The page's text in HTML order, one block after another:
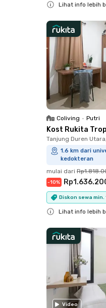
Lihat info lebih
Coliving • Putri
Kost Rukita
Tanjung Duren
1.6 km dari
kedokteran
mulai dari
-10%
Diskon sewa min.
Lihat info lebih
Video